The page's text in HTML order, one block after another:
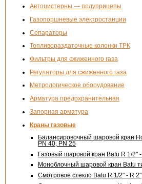
Автоцистерны — полуприцепы
Газопоршневые электростанции
Сепараторы
Топливораздаточные колонки ТРК
Фильтры для сжиженного газа
Регуляторы для сжиженного газа
Метрологическое оборудование
Арматура предохранительная
Запорная арматура
Краны газовые
Балансировочный шаровой кран
PN 40, PN 25
Газовый шаровой кран Batu R 1/2"
Моноблочный шаровой кран Batu
Смотровое стекло Batu R 1/2" - R 2"